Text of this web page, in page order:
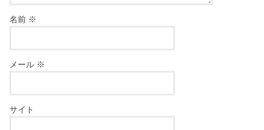
名前 ※
メール ※
サイト